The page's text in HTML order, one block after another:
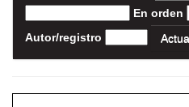
En orden
Autor/registro